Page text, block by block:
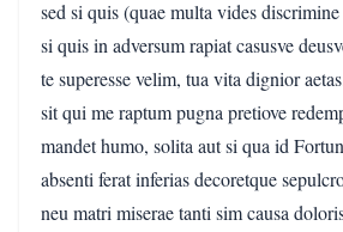
sed si quis (quae multa vides
si quis in adversum rapiat casusve
te superesse velim, tua vita dignior
sit qui me raptum pugna pretiove
mandet humo, solita aut si qua id
absenti ferat inferias decoretque
neu matri miserae tanti sim causa